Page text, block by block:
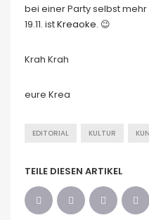
bei einer Party selbst
19.11. istKreaoke. 😉
Krah Krah
eure Krea
EDITORIAL KULTUR
TEILE DIESEN ARTIKEL